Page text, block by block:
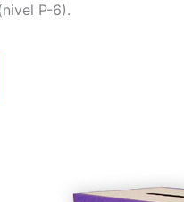
P-6).